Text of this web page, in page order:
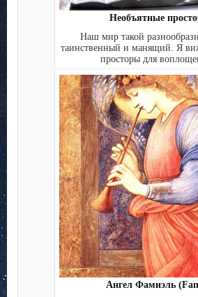
Необъятные
Наш мир такой
таинственный и манящий. Я
просторы для
Ангел Фамиэль